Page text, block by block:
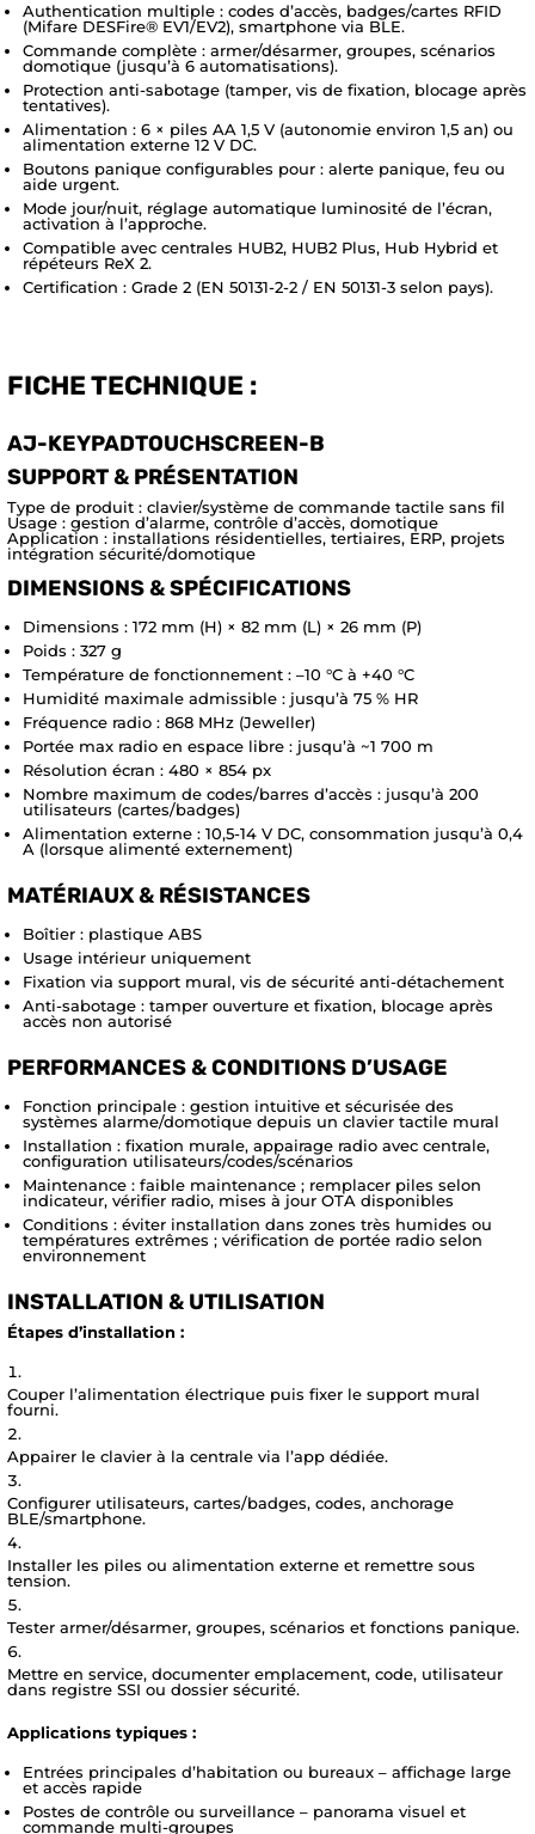
Authentication multiple : codes d’accès, badges/cartes RFID
(Mifare DESFire® EV1/EV2), smartphone via BLE.
Commande complète : armer/désarmer, groupes, scénarios
domotique (jusqu’à 6 automatisations).
Protection anti-sabotage (tamper, vis de fixation, blocage après
tentatives).
Alimentation : 6 × piles AA 1,5 V (autonomie environ 1,5 an) ou
alimentation externe 12 V DC.
Boutons panique configurables pour : alerte panique, feu ou
aide urgent.
Mode jour/nuit, réglage automatique luminosité de l’écran,
activation à l’approche.
Compatible avec centrales HUB2, HUB2 Plus, Hub Hybrid et
répéteurs ReX 2.
Certification : Grade 2 (EN 50131-2-2 / EN 50131-3 selon pays).
FICHE TECHNIQUE :
AJ-KEYPADTOUCHSCREEN-B
SUPPORT & PRÉSENTATION
Type de produit : clavier/système de commande tactile sans fil
Usage : gestion d’alarme, contrôle d’accès, domotique
Application : installations résidentielles, tertiaires, ERP, projets
intégration sécurité/domotique
DIMENSIONS & SPÉCIFICATIONS
Dimensions : 172 mm (H) × 82 mm (L) × 26 mm (P)
Poids : 327 g
Température de fonctionnement : –10 °C à +40 °C
Humidité maximale admissible : jusqu’à 75 % HR
Fréquence radio : 868 MHz (Jeweller)
Portée max radio en espace libre : jusqu’à ~1 700 m
Résolution écran : 480 × 854 px
Nombre maximum de codes/barres d’accès : jusqu’à 200
utilisateurs (cartes/badges)
Alimentation externe : 10,5-14 V DC, consommation jusqu’à 0,4
A (lorsque alimenté externement)
MATÉRIAUX & RÉSISTANCES
Boîtier : plastique ABS
Usage intérieur uniquement
Fixation via support mural, vis de sécurité anti-détachement
Anti-sabotage : tamper ouverture et fixation, blocage après
accès non autorisé
PERFORMANCES & CONDITIONS D’USAGE
Fonction principale : gestion intuitive et sécurisée des
systèmes alarme/domotique depuis un clavier tactile mural
Installation : fixation murale, appairage radio avec centrale,
configuration utilisateurs/codes/scénarios
Maintenance : faible maintenance ; remplacer piles selon
indicateur, vérifier radio, mises à jour OTA disponibles
Conditions : éviter installation dans zones très humides ou
températures extrêmes ; vérification de portée radio selon
environnement
INSTALLATION & UTILISATION
Étapes d’installation :
Couper l’alimentation électrique puis fixer le support mural
fourni.
Appairer le clavier à la centrale via l’app dédiée.
Configurer utilisateurs, cartes/badges, codes, anchorage
BLE/smartphone.
Installer les piles ou alimentation externe et remettre sous
tension.
Tester armer/désarmer, groupes, scénarios et fonctions panique.
Mettre en service, documenter emplacement, code, utilisateur
dans registre SSI ou dossier sécurité.
Applications typiques :
Entrées principales d’habitation ou bureaux – affichage large
et accès rapide
Postes de contrôle ou surveillance – panorama visuel et
commande multi-groupes